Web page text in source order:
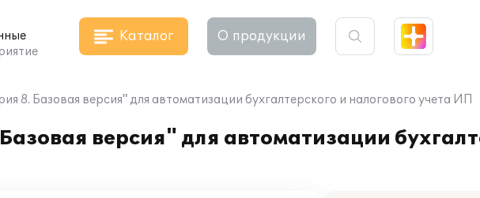
Каталог О продукции
8. Базовая версия" для автоматизации бухгалтерского и налогового учета ИП
версия" для автоматизации